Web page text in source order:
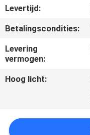
VERZOEK
OM EEN
CITAAT
SITEMAP
POLICY
Levertijd:
Betalingscondities:
Levering
vermogen:
Hoog licht: